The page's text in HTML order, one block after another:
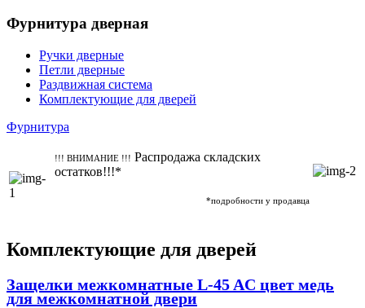
Фурнитура дверная
Ручки дверные
Петли дверные
Раздвижная система
Комплектующие для дверей
Фурнитура
!!! ВНИМАНИЕ !!! Распродажа складских
остатков!!!*
*подробности у продавца
Комплектующие для дверей
Защелки межкомнатные L-45 AC цвет медь
для межкомнатной двери